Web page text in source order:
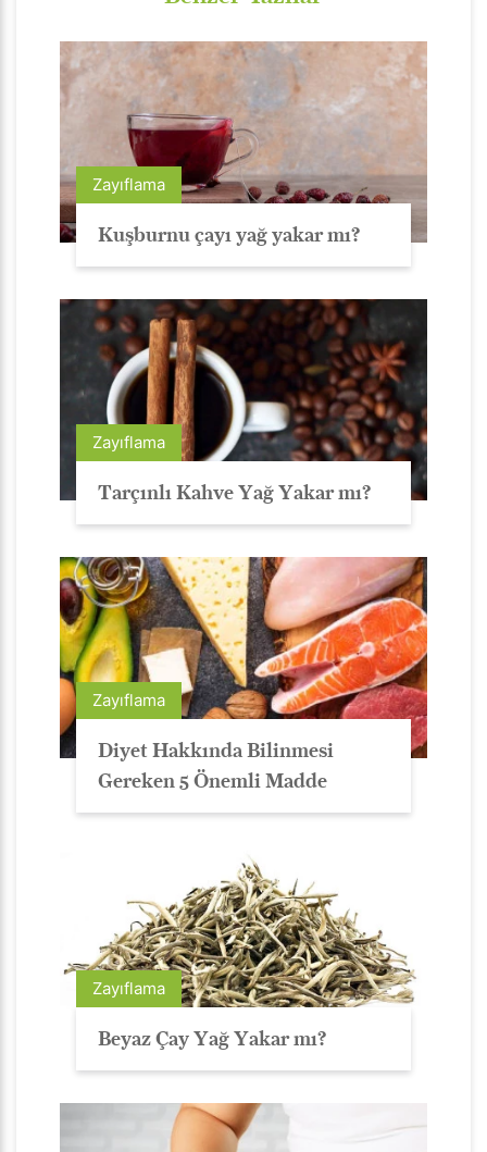
Zayıflama
Kuşburnu çayı yağ yakar mı?
Zayıflama
Tarçınlı Kahve Yağ Yakar mı?
Zayıflama
Diyet Hakkında Bilinmesi
Gereken 5 Önemli Madde
Zayıflama
Beyaz Çay Yağ Yakar mı?